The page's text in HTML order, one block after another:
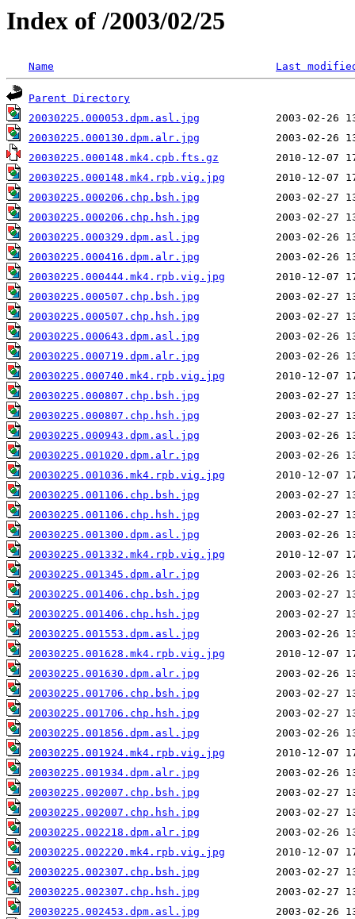
Index of /2003/02/25
Name Last
Parent Directory
20030225.000053.dpm.asl.jpg
20030225.000130.dpm.alr.jpg
20030225.000148.mk4.cpb.fts.gz
20030225.000148.mk4.rpb.vig.jpg
20030225.000206.chp.bsh.jpg
20030225.000206.chp.hsh.jpg
20030225.000329.dpm.asl.jpg
20030225.000416.dpm.alr.jpg
20030225.000444.mk4.rpb.vig.jpg
20030225.000507.chp.bsh.jpg
20030225.000507.chp.hsh.jpg
20030225.000643.dpm.asl.jpg
20030225.000719.dpm.alr.jpg
20030225.000740.mk4.rpb.vig.jpg
20030225.000807.chp.bsh.jpg
20030225.000807.chp.hsh.jpg
20030225.000943.dpm.asl.jpg
20030225.001020.dpm.alr.jpg
20030225.001036.mk4.rpb.vig.jpg
20030225.001106.chp.bsh.jpg
20030225.001106.chp.hsh.jpg
20030225.001300.dpm.asl.jpg
20030225.001332.mk4.rpb.vig.jpg
20030225.001345.dpm.alr.jpg
20030225.001406.chp.bsh.jpg
20030225.001406.chp.hsh.jpg
20030225.001553.dpm.asl.jpg
20030225.001628.mk4.rpb.vig.jpg
20030225.001630.dpm.alr.jpg
20030225.001706.chp.bsh.jpg
20030225.001706.chp.hsh.jpg
20030225.001856.dpm.asl.jpg
20030225.001924.mk4.rpb.vig.jpg
20030225.001934.dpm.alr.jpg
20030225.002007.chp.bsh.jpg
20030225.002007.chp.hsh.jpg
20030225.002218.dpm.alr.jpg
20030225.002220.mk4.rpb.vig.jpg
20030225.002307.chp.bsh.jpg
20030225.002307.chp.hsh.jpg
20030225.002453.dpm.asl.jpg